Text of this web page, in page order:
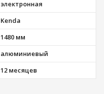
электронная
Kenda
1480 мм
алюминиевый
12 месяцев